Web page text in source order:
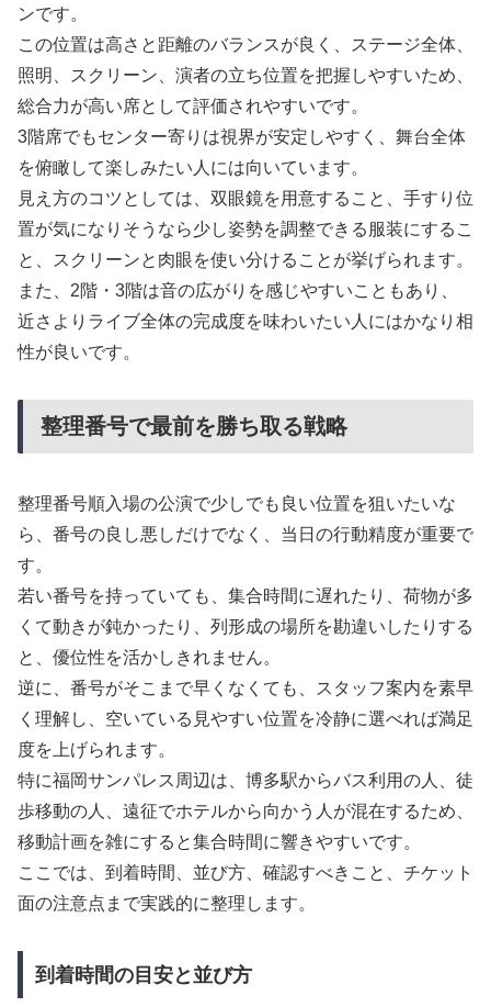
ンです。
この位置は高さと距離のバランスが良く、ステージ全体、
照明、スクリーン、演者の立ち位置を把握しやすいため、
総合力が高い席として評価されやすいです。
3階席でもセンター寄りは視界が安定しやすく、舞台全体
を俯瞰して楽しみたい人には向いています。
見え方のコツとしては、双眼鏡を用意すること、手すり位
置が気になりそうなら少し姿勢を調整できる服装にするこ
と、スクリーンと肉眼を使い分けることが挙げられます。
また、2階・3階は音の広がりを感じやすいこともあり、
近さよりライブ全体の完成度を味わいたい人にはかなり相
性が良いです。
整理番号で最前を勝ち取る戦略
整理番号順入場の公演で少しでも良い位置を狙いたいな
ら、番号の良し悪しだけでなく、当日の行動精度が重要で
す。
若い番号を持っていても、集合時間に遅れたり、荷物が多
くて動きが鈍かったり、列形成の場所を勘違いしたりする
と、優位性を活かしきれません。
逆に、番号がそこまで早くなくても、スタッフ案内を素早
く理解し、空いている見やすい位置を冷静に選べれば満足
度を上げられます。
特に福岡サンパレス周辺は、博多駅からバス利用の人、徒
歩移動の人、遠征でホテルから向かう人が混在するため、
移動計画を雑にすると集合時間に響きやすいです。
ここでは、到着時間、並び方、確認すべきこと、チケット
面の注意点まで実践的に整理します。
到着時間の目安と並び方